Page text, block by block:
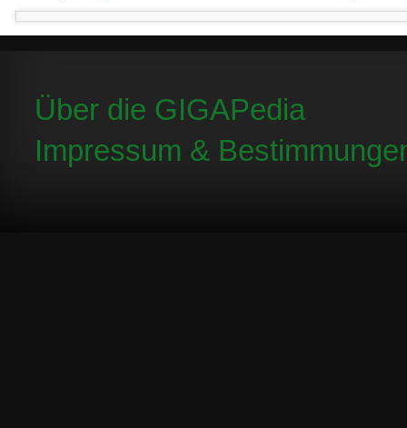
Über die GIGAPedia
Impressum &